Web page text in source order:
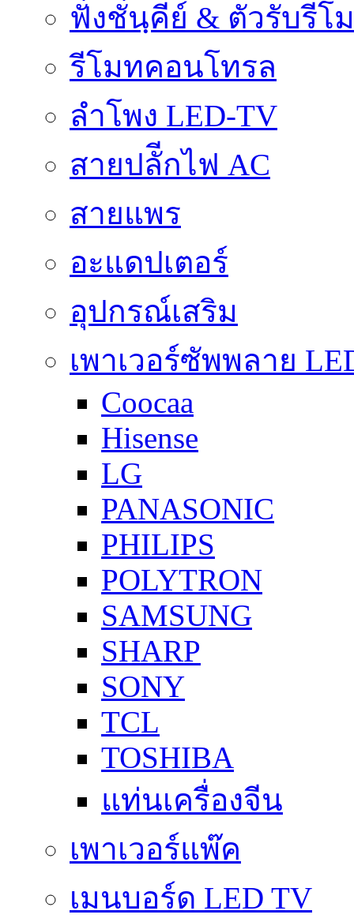
ฟั่งชั่นฺคีย์ & ตัวรับรีโ
รีโมทคอนโทรล
ลำโพง LED-TV
สายปลัีกไฟ AC
สายแพร
อะแดปเตอร์
อุปกรณ์เสริม
เพาเวอร์ซัพพลาย
Coocaa
Hisense
LG
PANASONIC
PHILIPS
POLYTRON
SAMSUNG
SHARP
SONY
TCL
TOSHIBA
แท่นเครื่องจีน
เพาเวอร์แพ๊ค
เมนบอร์ด LED TV